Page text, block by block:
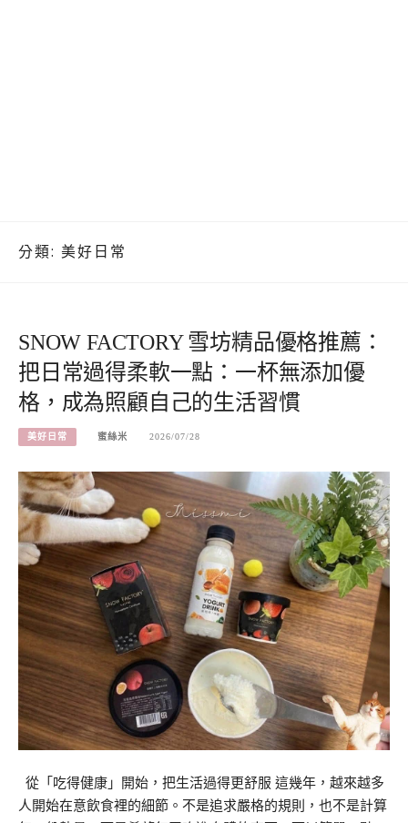
分類: 美好日常
SNOW FACTORY 雪坊精品優格推薦：
把日常過得柔軟一點：一杯無添加優
格，成為照顧自己的生活習慣
美好日常 蜜絲米 2026/07/28
從「吃得健康」開始，把生活過得更舒服 這幾年，越來越多
人開始在意飲食裡的細節。不是追求嚴格的規則，也不是計算